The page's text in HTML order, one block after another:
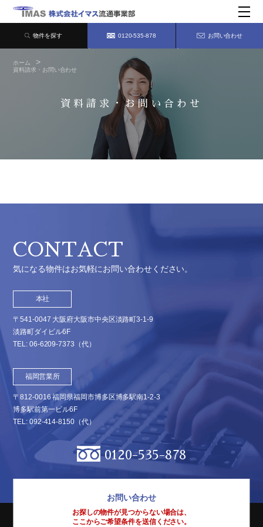
物件を探す 0120-535-878 お問い合わせ
ホーム
資料請求・お問い合わせ
資料請求・お問い合わせ
CONTACT
気になる物件はお気軽にお問い合わせください。
本社
〒541-0047 大阪府大阪市中央区淡路町3-1-9
淡路町ダイビル6F
TEL: 06-6209-7373 （代）
福岡営業所
〒812-0016 福岡県福岡市博多区博多駅南1-2-3
博多駅前第一ビル6F
TEL: 092-414-8150（代）
0120-535-878
お問い合わせ
お探しの物件が見つからない場合は、
ここからご希望条件を送信ください。